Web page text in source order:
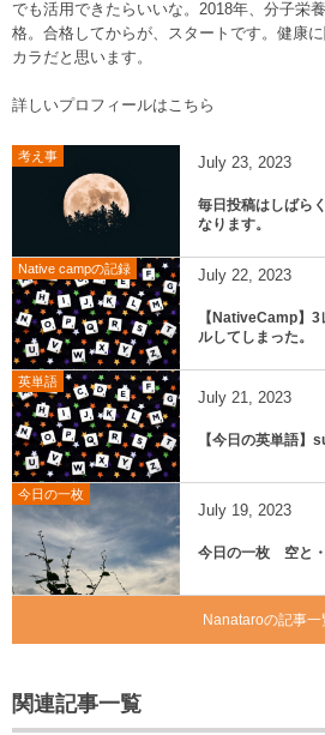
でも活用できたらいいな。2018年、分子栄
格。合格してからが、スタートです。健康
カラだと思います。
詳しいプロフィールはこちら
考え事 July 23, 2023
毎日投稿はしばら
なります。
Native campの記録 July 22, 2023
【NativeCamp】
ルしてしまった。
英単語
July 21, 2023
【今日の英単語
今日の一枚
July 19, 2023
今日の一枚 空と
Nanataroの記事一
関連記事一覧